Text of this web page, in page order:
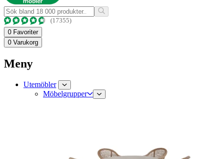
(17355)
0 Favoriter
0 Varukorg
Meny
Utemöbler
Möbelgrupper